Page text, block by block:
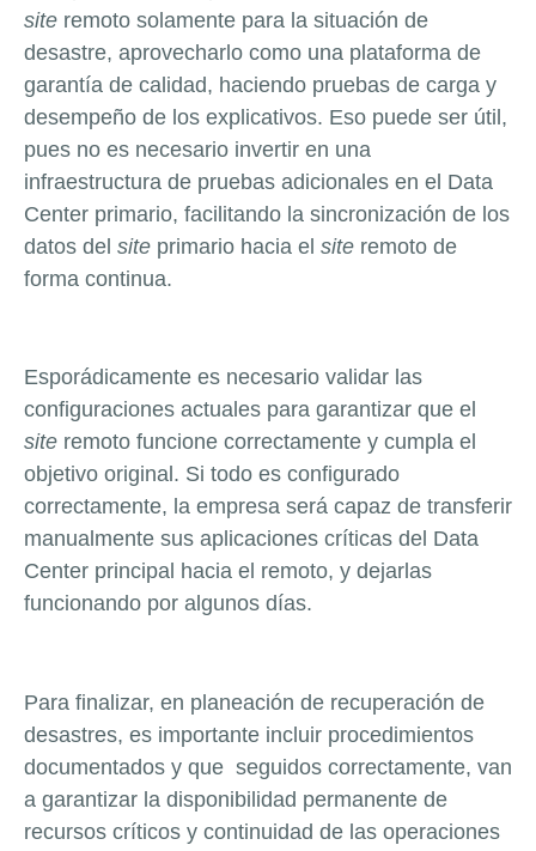
site remoto solamente para la situación de
desastre, aprovecharlo como una plataforma de
garantía de calidad, haciendo pruebas de carga y
desempeño de los explicativos. Eso puede ser útil,
pues no es necesario invertir en una
infraestructura de pruebas adicionales en el Data
Center primario, facilitando la sincronización de los
datos del site primario hacia el site remoto de
forma continua.
Esporádicamente es necesario validar las
configuraciones actuales para garantizar que el
site remoto funcione correctamente y cumpla el
objetivo original. Si todo es configurado
correctamente, la empresa será capaz de transferir
manualmente sus aplicaciones críticas del Data
Center principal hacia el remoto, y dejarlas
funcionando por algunos días.
Para finalizar, en planeación de recuperación de
desastres, es importante incluir procedimientos
documentados y que seguidos correctamente, van
a garantizar la disponibilidad permanente de
recursos críticos y continuidad de las operaciones